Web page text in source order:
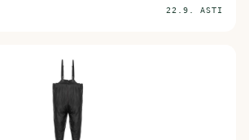
22.9. ASTI